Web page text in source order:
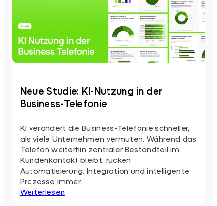
Neue Studie: KI-Nutzung in der
Business-Telefonie
KI verändert die Business-Telefonie schneller,
als viele Unternehmen vermuten. Während das
Telefon weiterhin zentraler Bestandteil im
Kundenkontakt bleibt, rücken
Automatisierung, Integration und intelligente
Prozesse immer…
Weiterlesen: